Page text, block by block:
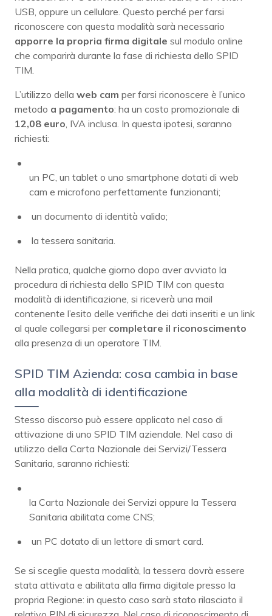
USB, oppure un cellulare. Questo perché per farsi
riconoscere con questa modalità sarà necessario
apporre la propria firma digitale sul modulo online
che comparirà durante la fase di richiesta dello SPID
TIM.
L’utilizzo della web cam per farsi riconoscere è l’unico
metodo a pagamento: ha un costo promozionale di
12,08 euro, IVA inclusa. In questa ipotesi, saranno
richiesti:
un PC, un tablet o uno smartphone dotati di web
cam e microfono perfettamente funzionanti;
un documento di identità valido;
la tessera sanitaria.
Nella pratica, qualche giorno dopo aver avviato la
procedura di richiesta dello SPID TIM con questa
modalità di identificazione, si riceverà una mail
contenente l’esito delle verifiche dei dati inseriti e un link
al quale collegarsi per completare il riconoscimento
alla presenza di un operatore TIM.
SPID TIM Azienda: cosa cambia in base
alla modalità di identificazione
Stesso discorso può essere applicato nel caso di
attivazione di uno SPID TIM aziendale. Nel caso di
utilizzo della Carta Nazionale dei Servizi/Tessera
Sanitaria, saranno richiesti:
la Carta Nazionale dei Servizi oppure la Tessera
Sanitaria abilitata come CNS;
un PC dotato di un lettore di smart card.
Se si sceglie questa modalità, la tessera dovrà essere
stata attivata e abilitata alla firma digitale presso la
propria Regione: in questo caso sarà stato rilasciato il